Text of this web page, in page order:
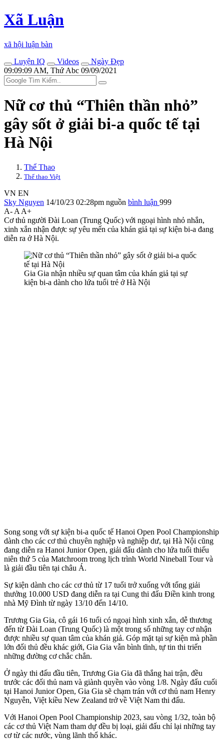
Xã Luận
xã hội luận bàn
Luyện IQ
Videos
Ngày Đẹp
09:09:09 AM, Thứ Abc 09/09/2021
Nữ cơ thủ “Thiên thần nhỏ”
gây sốt ở giải bi-a quốc tế tại
Hà Nội
Thể Thao
Thể thao Việt
VN EN
Sky Nguyen 14/10/23 02:28pm nguồn bình luận 999
A- A A+
Cơ thủ người Đài Loan (Trung Quốc) với ngoại hình nhỏ nhắn,
xinh xắn nhận được sự yêu mến của khán giả tại sự kiện bi-a đang
diễn ra ở Hà Nội.
Gia Gia nhận nhiều sự quan tâm của khán giả tại sự
kiện bi-a dành cho lứa tuổi trẻ ở Hà Nội
Song song với sự kiện bi-a quốc tế Hanoi Open Pool Championship
dành cho các cơ thủ chuyên nghiệp và nghiệp dư, tại Hà Nội cũng
đang diễn ra Hanoi Junior Open, giải đấu dành cho lứa tuổi thiếu
niên thứ 5 của Matchroom trong lịch trình World Nineball Tour và
là giải đầu tiên tại châu Á.
Sự kiện dành cho các cơ thủ từ 17 tuổi trở xuống với tổng giải
thưởng 10.000 USD đang diễn ra tại Cung thi đấu Điền kinh trong
nhà Mỹ Đình từ ngày 13/10 đến 14/10.
Trương Gia Gia, cô gái 16 tuổi có ngoại hình xinh xắn, dễ thương
đến từ Đài Loan (Trung Quốc) là một trong số những tay cơ nhận
được nhiều sự quan tâm của khán giả. Góp mặt tại sự kiện mà phần
lớn đối thủ đều khác giới, Gia Gia vẫn bình tĩnh, tự tin thi triển
những đường cơ chắc chắn.
Ở ngày thi đấu đầu tiên, Trương Gia Gia đã thắng hai trận, đều
trước các đối thủ nam và giành quyền vào vòng 1/8. Ngày đấu cuối
tại Hanoi Junior Open, Gia Gia sẽ chạm trán với cơ thủ nam Henry
Nguyễn, Việt kiều New Zealand trở về Việt Nam thi đấu.
Với Hanoi Open Pool Championship 2023, sau vòng 1/32, toàn bộ
các cơ thủ Việt Nam tham dự đều bị loại, giải đấu chỉ lại những tay
cơ từ các nước, vùng lãnh thổ khác.